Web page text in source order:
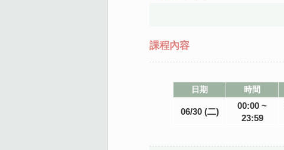
課程內容
日期 時間
06/30 (二)
00:00 ~
23:59